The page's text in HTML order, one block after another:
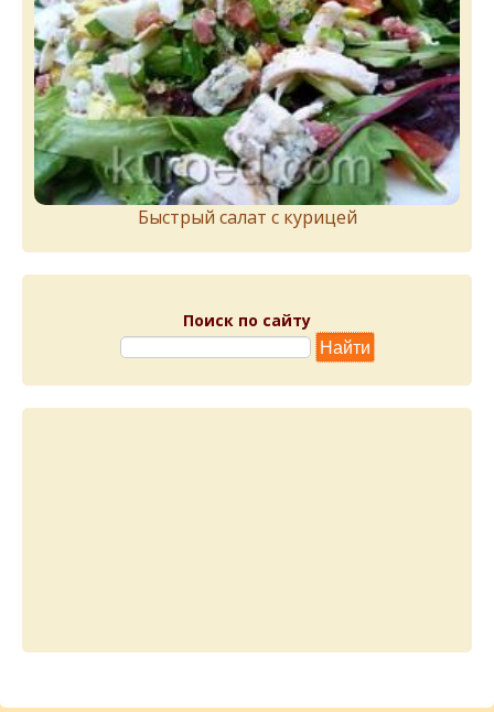
Быстрый салат с курицей
Поиск по сайту